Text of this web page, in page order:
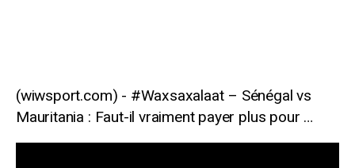
#Waxsaxalaat – Sénégal vs
Mauritania : Faut-il vraiment payer plus pour …